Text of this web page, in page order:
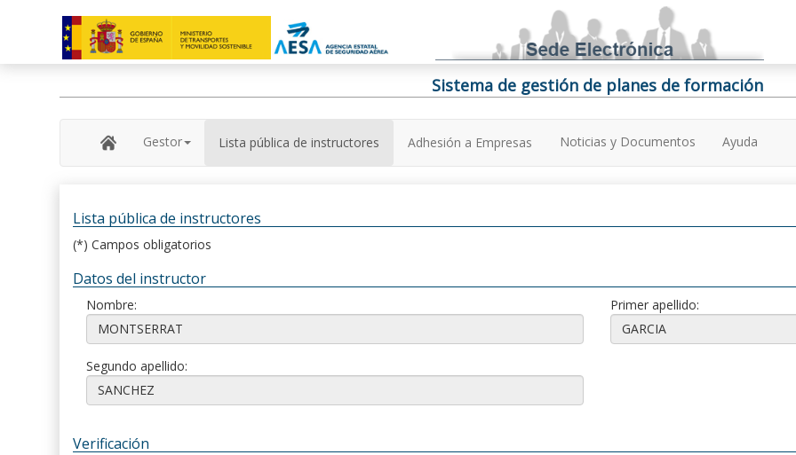
Sistema de gestión de planes de formación
Gestor Lista pública de instructores Adhesión a Empresas Noticias y Documentos Ayuda
Lista pública de instructores
(*) Campos obligatorios
Datos del instructor
Nombre: Primer apellido:
Segundo apellido:
Verificación